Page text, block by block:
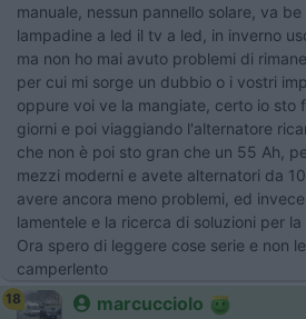
manuale, nessun pannello solare, va
lampadine a led il tv a led, in inverno
ma non ho mai avuto problemi di
per cui mi sorge un dubbio o i vostri
oppure voi ve la mangiate, certo io sto
giorni e poi viaggiando l'alternatore
che non è poi sto gran che un 55 Ah,
mezzi moderni e avete alternatori da
avere ancora meno problemi, ed
lamentele e la ricerca di soluzioni per
Ora spero di leggere cose serie e non
camperlento
18 marcucciolo